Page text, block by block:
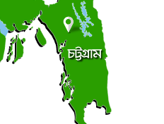
করেই ৪৩ লাখ টাকা